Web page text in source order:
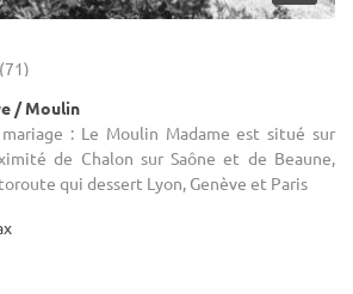
/ Moulin
: Le Moulin Madame est situé sur
de Chalon sur Saône et de Beaune,
qui dessert Lyon, Genève et Paris